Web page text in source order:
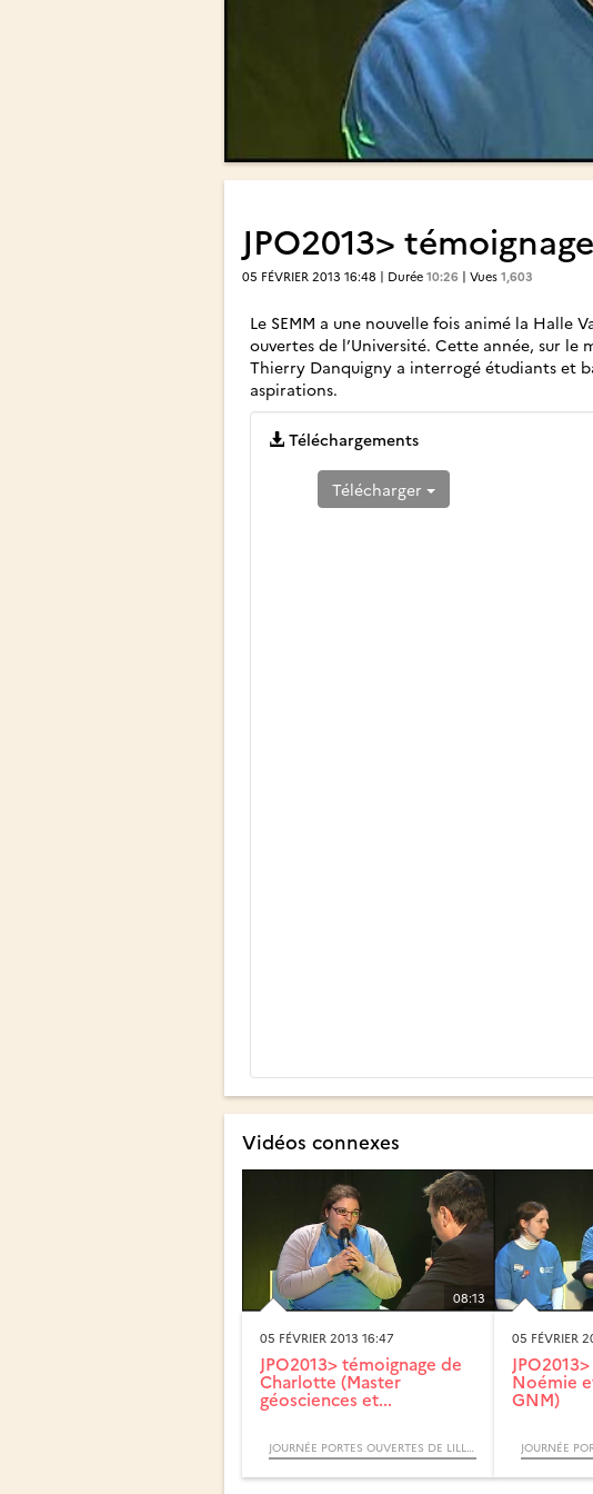
JPO2013>
05 FÉVRIER 2013 16:48 | Durée 10:26 | Vues 1,603
Le SEMM a une nouvelle fois animé la Halle
ouvertes de l’Université. Cette année, sur le
Thierry Danquigny a interrogé étudiants et
aspirations.
Téléchargements
Télécharger
Vidéos connexes
08:13
05 FÉVRIER 2013 16:47
JPO2013> témoignage de
Charlotte (Master
géosciences et...
JOURNÉE PORTES OUVERTES DE LILLE 1
05 FÉVRIER
Noémie
GNM)